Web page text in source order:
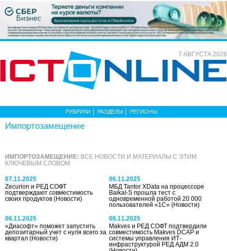
7 АВГУСТА 2026
РУБРИКИ РАЗДЕЛЫ РЕГИОНЫ
Импорто­замещение
ИМПОРТО­ЗАМЕЩЕНИЕ: ВСЕ НОВОСТИ И МАТЕРИАЛЫ С ЭТИМ
КЛЮЧЕВЫМ СЛОВОМ
07.11.2025
Zecurion и РЕД СОФТ
подтверждают совместимость
своих продуктов (Новости)
06.11.2025
МБД Tantor XData на процессоре
Baikal-S прошла тест с
одновременной работой 20 000
пользователей «1С»(Новости)
06.11.2025
«Диасофт» поможет запустить
депозитарный учет с нуля всего за
квартал (Новости)
06.11.2025
Makves и РЕД СОФТ подтвердили
совместимость Makves DCAP и
системы управления ИТ-
инфраструктурой РЕД АДМ 2.0